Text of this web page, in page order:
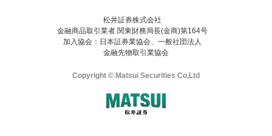
松井証券株式会社
金融商品取引業者 関東財務局長(金商)第164号
加入協会：日本証券業協会、一般社団法人
金融先物取引業協会
Copyright © Matsui Securities Co,Ltd
お気に入り機能は松井証券の会員限定の機能です。
お気に入り登録いただくと、後からいつでもお気に入りのコンテ
ンツを一覧でご確認いただけます。
ご利用いただくには口座開設が必要です。
はご利用の端末で一度ログインしてください。